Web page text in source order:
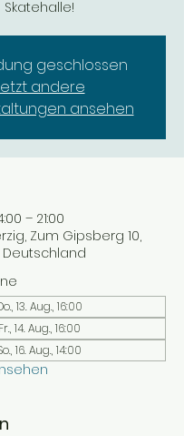
Skatehalle!
geschlossen
andere
ansehen
– 21:00
Zum Gipsberg 10,
Deutschland
13. Aug., 16:00
Fr., 14. Aug., 16:00
16. Aug., 14:00